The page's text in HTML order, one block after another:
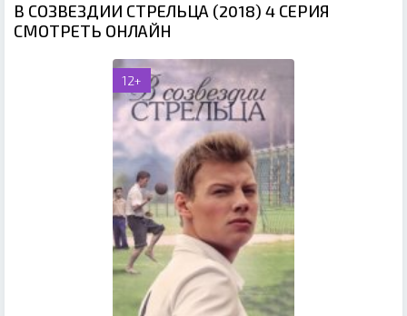
В СОЗВЕЗДИИ СТРЕЛЬЦА (2018) 4 СЕРИЯ
СМОТРЕТЬ ОНЛАЙН
12+